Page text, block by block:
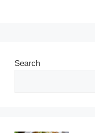
o
Search